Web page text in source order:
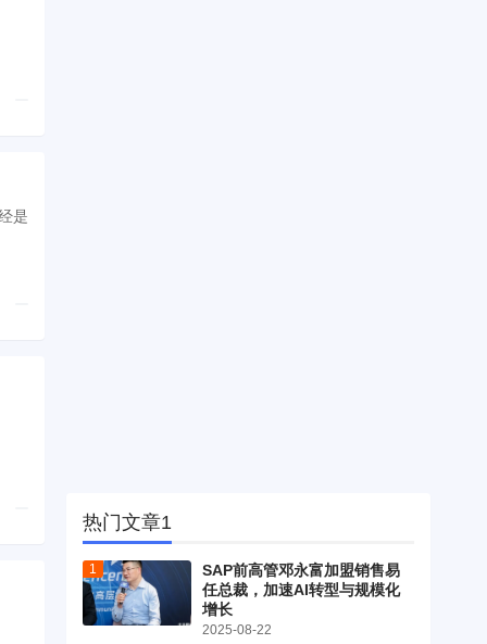
是
热门文章1
SAP前高管邓永富加盟销售易
任总裁，加速AI转型与规模化
增长
2025-08-22